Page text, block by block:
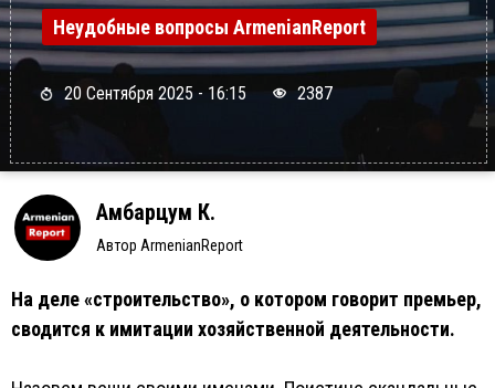
Неудобные вопросы ArmenianReport
20 Сентября 2025 - 16:15 2387
Амбарцум К.
Автор ArmenianReport
На деле «строительство», о котором говорит премьер,
сводится к имитации хозяйственной деятельности.